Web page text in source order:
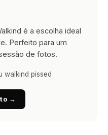
é a escolha ideal
Perfeito para um
de fotos.
walkind pissed
→